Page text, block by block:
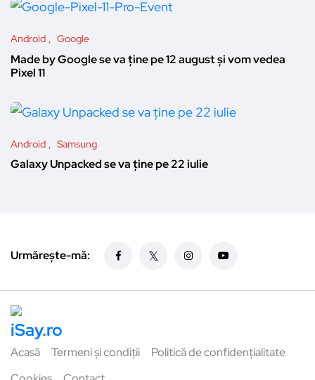
Android Google
Made by Google se va ține pe 12 august și vom vedea
Pixel 11
Android Samsung
Galaxy Unpacked se va ține pe 22 iulie
Urmărește-mă:
Acasă Termeni și condiții
Politică de confidențialitate